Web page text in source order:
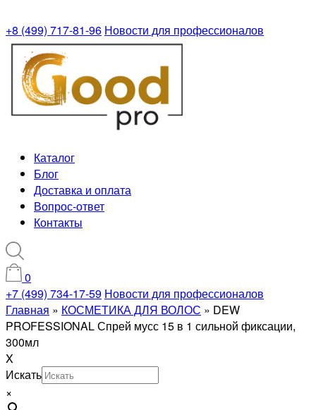
+8 (499) 717-81-96 Новости для профессионалов
Каталог
Блог
Доставка и оплата
Вопрос-ответ
Контакты
0
+7 (499) 734-17-59 Новости для профессионалов
Главная » КОСМЕТИКА ДЛЯ ВОЛОС » DEW
PROFESSIONAL Спрей мусс 15 в 1 сильной фиксации,
300мл
X
Искать
×